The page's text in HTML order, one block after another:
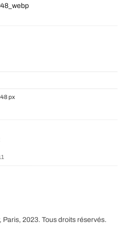
px
2023. Tous droits réservés.